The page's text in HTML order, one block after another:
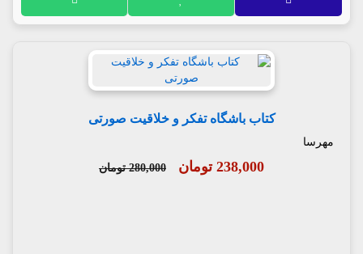
کتاب باشگاه تفکر و خلاقیت صورتی
مهرسا
238,000 تومان 280,000 تومان